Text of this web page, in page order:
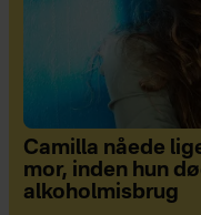
Camilla nåede
mor, inden hun
alkoholmisbrug